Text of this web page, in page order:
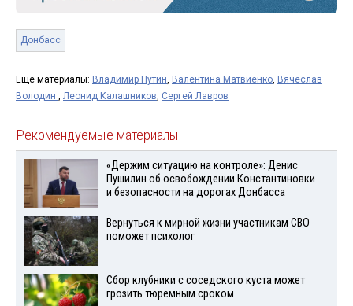
Донбасс
Ещё материалы: Владимир Путин, Валентина Матвиенко, Вячеслав
Володин , Леонид Калашников, Сергей Лавров
Рекомендуемые материалы
«Держим ситуацию на контроле»: Денис
Пушилин об освобождении Константиновки
и безопасности на дорогах Донбасса
Вернуться к мирной жизни участникам СВО
поможет психолог
Сбор клубники с соседского куста может
грозить тюремным сроком